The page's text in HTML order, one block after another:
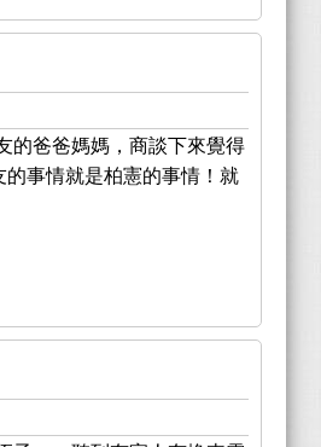
的爸爸媽媽，商談下來覺得
事情就是柏憲的事情！就